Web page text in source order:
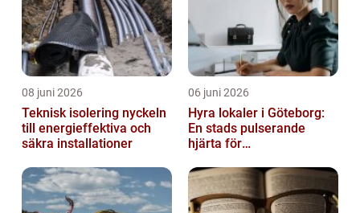
08 juni 2026
Teknisk isolering nyckeln
till energieffektiva och
säkra installationer
06 juni 2026
Hyra lokaler i Göteborg:
En stads pulserande
hjärta för